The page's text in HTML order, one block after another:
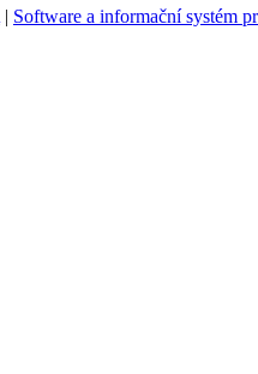
| Software a informační systém